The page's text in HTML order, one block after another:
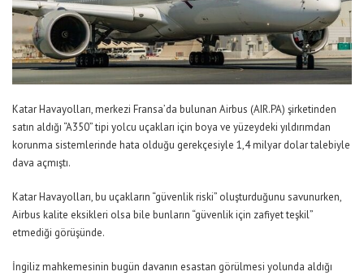
Katar Havayolları, merkezi Fransa’da bulunan Airbus (AIR.PA) şirketinden
satın aldığı “A350” tipi yolcu uçakları için boya ve yüzeydeki yıldırımdan
korunma sistemlerinde hata olduğu gerekçesiyle 1,4 milyar dolar talebiyle
dava açmıştı.
Katar Havayolları, bu uçakların “güvenlik riski” oluşturduğunu savunurken,
Airbus kalite eksikleri olsa bile bunların “güvenlik için zafiyet teşkil”
etmediği görüşünde.
İngiliz mahkemesinin bugün davanın esastan görülmesi yolunda aldığı